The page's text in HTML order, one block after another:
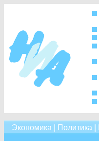
Экономика Политика